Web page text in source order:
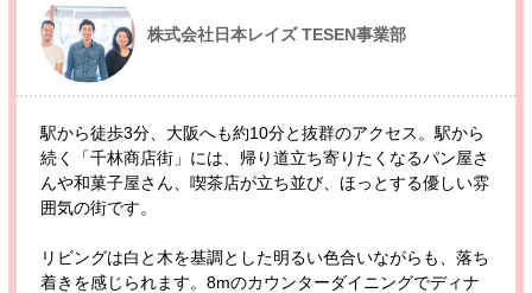
株式会社日本レイズ TESEN事業部
駅から徒歩3分、大阪へも約10分と抜群のアクセス。駅から
続く「千林商店街」には、帰り道立ち寄りたくなるパン屋さ
んや和菓子屋さん、喫茶店が立ち並び、ほっとする優しい雰
囲気の街です。
リビングは白と木を基調とした明るい色合いながらも、落ち
着きを感じられます。8mのカウンターダイニングでディナ